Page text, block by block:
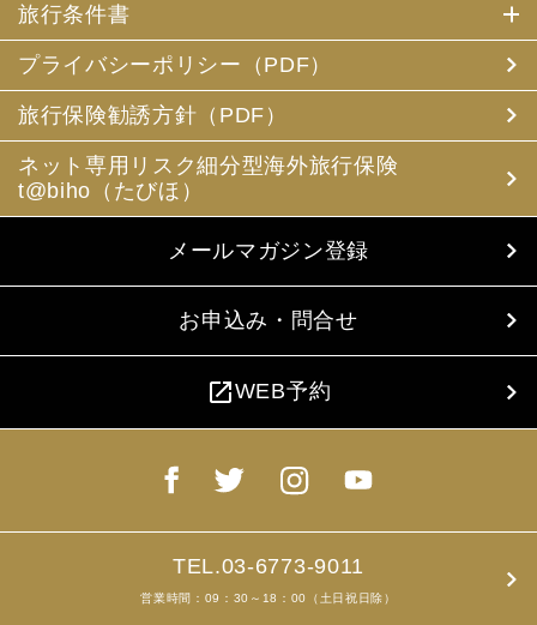
旅行条件書
プライバシーポリシー（PDF）
旅行保険勧誘方針（PDF）
ネット専用リスク細分型海外旅行保険
t@biho（たびほ）
メールマガジン登録
お申込み・問合せ
open_in_newWEB予約
TEL.03-6773-9011
営業時間：09：30～18：00（土日祝日除）